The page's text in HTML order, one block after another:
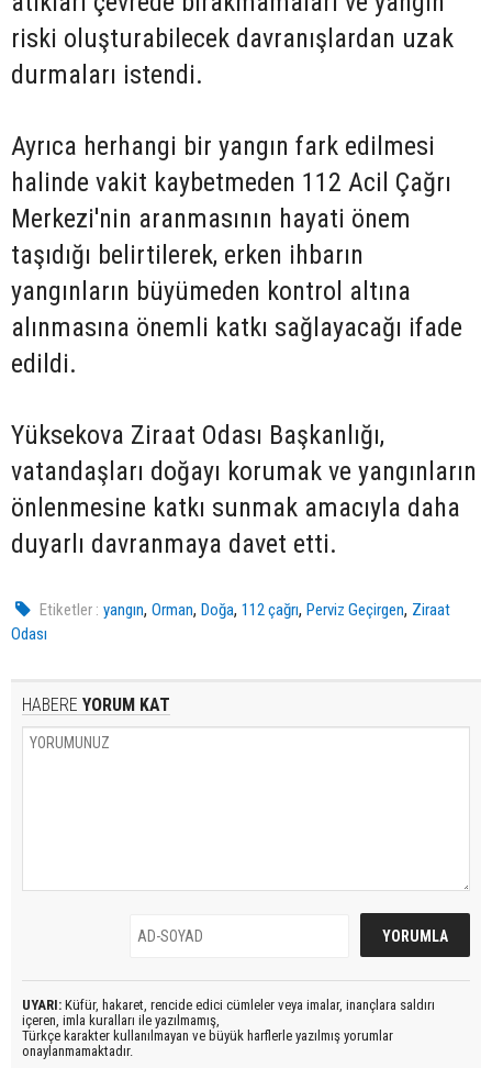
riski oluşturabilecek davranışlardan uzak
durmaları istendi.
Ayrıca herhangi bir yangın fark edilmesi
halinde vakit kaybetmeden 112 Acil Çağrı
Merkezi'nin aranmasının hayati önem
taşıdığı belirtilerek, erken ihbarın
yangınların büyümeden kontrol altına
alınmasına önemli katkı sağlayacağı ifade
edildi.
Yüksekova Ziraat Odası Başkanlığı,
vatandaşları doğayı korumak ve yangınların
önlenmesine katkı sunmak amacıyla daha
duyarlı davranmaya davet etti.
Etiketler : yangın,Orman,Doğa,112 çağrı,Perviz Geçirgen, Ziraat
Odası
HABERE YORUM KAT
UYARI: Küfür, hakaret, rencide edici cümleler veya imalar, inançlara saldırı
içeren, imla kuralları ile yazılmamış,
Türkçe karakter kullanılmayan ve büyük harflerle yazılmış yorumlar
onaylanmamaktadır.